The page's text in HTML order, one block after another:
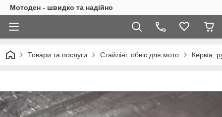
Мотоден - швидко та надійно
Товари та послуги Стайлінг, обвіс для мото Керма,